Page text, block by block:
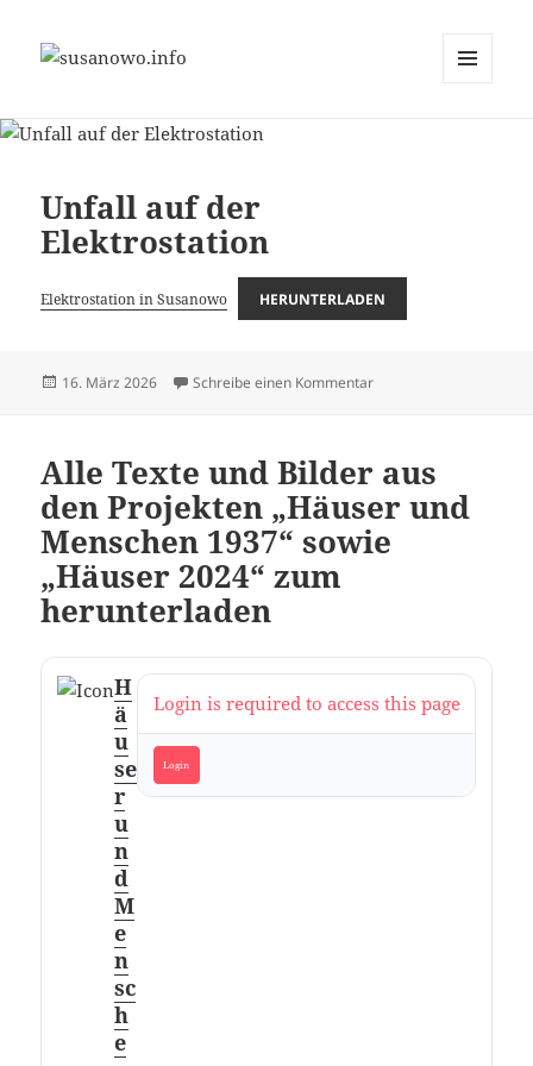
Unfall auf der
Elektrostation
Elektrostation in Susanowo HERUNTERLADEN
Veröffentlicht
16. März 2026 Schreibe einen Kommentarzu Unfall auf der
Alle Texte und Bilder aus
den Projekten „Häuser und
Menschen 1937“ sowie
„Häuser 2024“ zum
herunterladen
H
ä
u
se
r
u
n
d
M
e
n
sc
h
e
Login is required to access this page
Login